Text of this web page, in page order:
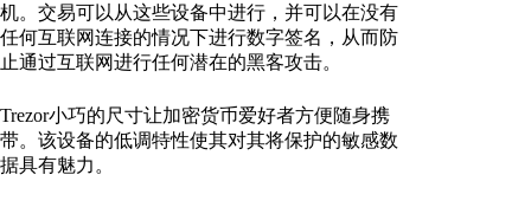
机。交易可以从这些设备中进行，并可以在没有
任何互联网连接的情况下进行数字签名，从而防
止通过互联网进行任何潜在的黑客攻击。
Trezor小巧的尺寸让加密货币爱好者方便随身携
带。该设备的低调特性使其对其将保护的敏感数
据具有魅力。